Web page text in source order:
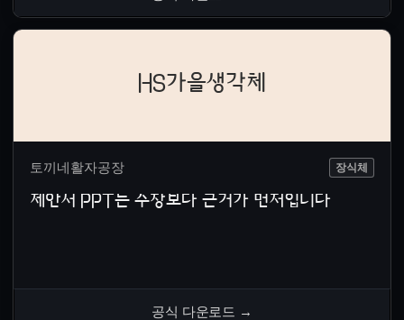
HS가을생각체
토끼네활자공장 장식체
제안서 PPT는 주장보다 근거가 먼저입니다
공식 다운로드 →